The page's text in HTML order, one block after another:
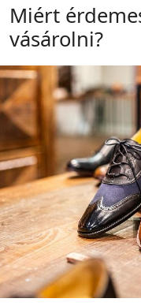
Miért
vásárolni?